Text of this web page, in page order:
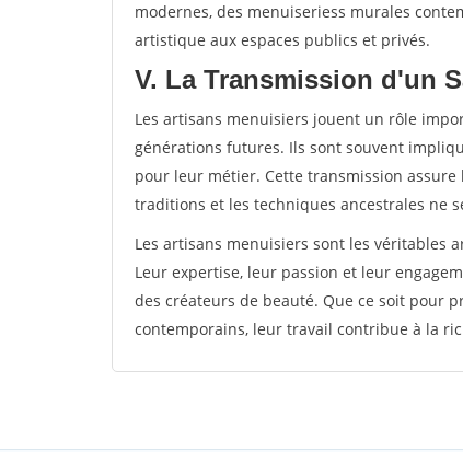
modernes, des menuiseriess murales
artistique aux espaces publics et privés.
V. La Transmission d'un
Les artisans menuisiers jouent un rôle
générations futures. Ils sont souvent
pour leur métier. Cette transmission
traditions et les techniques ancestrales ne
Les artisans menuisiers sont les véritables
Leur expertise, leur passion et leur
des créateurs de beauté. Que ce soit pour
contemporains, leur travail contribue à la